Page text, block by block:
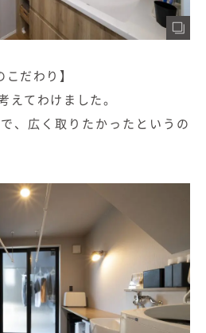
だわり】
えてわけました。
、広く取りたかったというの